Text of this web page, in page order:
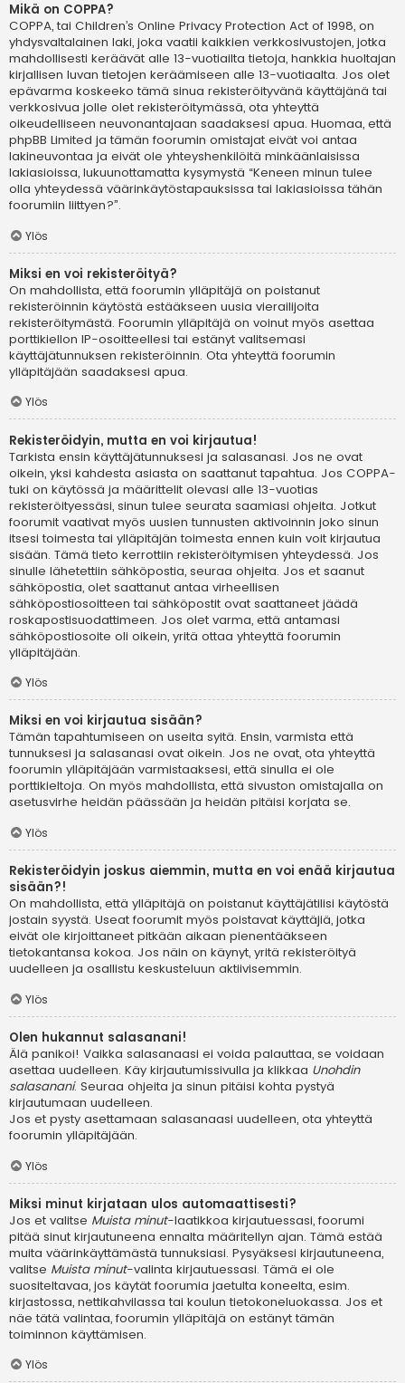
Mikä on COPPA?
COPPA, tai Children’s Online Privacy Protection Act of 1998, on
yhdysvaltalainen laki, joka vaatii kaikkien verkkosivustojen, jotka
mahdollisesti keräävät alle 13-vuotiailta tietoja, hankkia huoltajan
kirjallisen luvan tietojen keräämiseen alle 13-vuotiaalta. Jos olet
epävarma koskeeko tämä sinua rekisteröityvänä käyttäjänä tai
verkkosivua jolle olet rekisteröitymässä, ota yhteyttä
oikeudelliseen neuvonantajaan saadaksesi apua. Huomaa, että
phpBB Limited ja tämän foorumin omistajat eivät voi antaa
lakineuvontaa ja eivät ole yhteyshenkilöitä minkäänlaisissa
lakiasioissa, lukuunottamatta kysymystä “Keneen minun tulee
olla yhteydessä väärinkäytöstapauksissa tai lakiasioissa tähän
foorumiin liittyen?”.
Ylös
Miksi en voi rekisteröityä?
On mahdollista, että foorumin ylläpitäjä on poistanut
rekisteröinnin käytöstä estääkseen uusia vierailijoita
rekisteröitymästä. Foorumin ylläpitäjä on voinut myös asettaa
porttikiellon IP-osoitteellesi tai estänyt valitsemasi
käyttäjätunnuksen rekisteröinnin. Ota yhteyttä foorumin
ylläpitäjään saadaksesi apua.
Ylös
Rekisteröidyin, mutta en voi kirjautua!
Tarkista ensin käyttäjätunnuksesi ja salasanasi. Jos ne ovat
oikein, yksi kahdesta asiasta on saattanut tapahtua. Jos COPPA-
tuki on käytössä ja määrittelit olevasi alle 13-vuotias
rekisteröityessäsi, sinun tulee seurata saamiasi ohjeita. Jotkut
foorumit vaativat myös uusien tunnusten aktivoinnin joko sinun
itsesi toimesta tai ylläpitäjän toimesta ennen kuin voit kirjautua
sisään. Tämä tieto kerrottiin rekisteröitymisen yhteydessä. Jos
sinulle lähetettiin sähköpostia, seuraa ohjeita. Jos et saanut
sähköpostia, olet saattanut antaa virheellisen
sähköpostiosoitteen tai sähköpostit ovat saattaneet jäädä
roskapostisuodattimeen. Jos olet varma, että antamasi
sähköpostiosoite oli oikein, yritä ottaa yhteyttä foorumin
ylläpitäjään.
Ylös
Miksi en voi kirjautua sisään?
Tämän tapahtumiseen on useita syitä. Ensin, varmista että
tunnuksesi ja salasanasi ovat oikein. Jos ne ovat, ota yhteyttä
foorumin ylläpitäjään varmistaaksesi, että sinulla ei ole
porttikieltoja. On myös mahdollista, että sivuston omistajalla on
asetusvirhe heidän päässään ja heidän pitäisi korjata se.
Ylös
Rekisteröidyin joskus aiemmin, mutta en voi enää kirjautua
sisään?!
On mahdollista, että ylläpitäjä on poistanut käyttäjätilisi käytöstä
jostain syystä. Useat foorumit myös poistavat käyttäjiä, jotka
eivät ole kirjoittaneet pitkään aikaan pienentääkseen
tietokantansa kokoa. Jos näin on käynyt, yritä rekisteröityä
uudelleen ja osallistu keskusteluun aktiivisemmin.
Ylös
Olen hukannut salasanani!
Älä panikoi! Vaikka salasanaasi ei voida palauttaa, se voidaan
asettaa uudelleen. Käy kirjautumissivulla ja klikkaa Unohdin
salasanani. Seuraa ohjeita ja sinun pitäisi kohta pystyä
kirjautumaan uudelleen.
Jos et pysty asettamaan salasanaasi uudelleen, ota yhteyttä
foorumin ylläpitäjään.
Ylös
Miksi minut kirjataan ulos automaattisesti?
Jos et valitse Muista minut-laatikkoa kirjautuessasi, foorumi
pitää sinut kirjautuneena ennalta määritellyn ajan. Tämä estää
muita väärinkäyttämästä tunnuksiasi. Pysyäksesi kirjautuneena,
valitse Muista minut-valinta kirjautuessasi. Tämä ei ole
suositeltavaa, jos käytät foorumia jaetulta koneelta, esim.
kirjastossa, nettikahvilassa tai koulun tietokoneluokassa. Jos et
näe tätä valintaa, foorumin ylläpitäjä on estänyt tämän
toiminnon käyttämisen.
Ylös